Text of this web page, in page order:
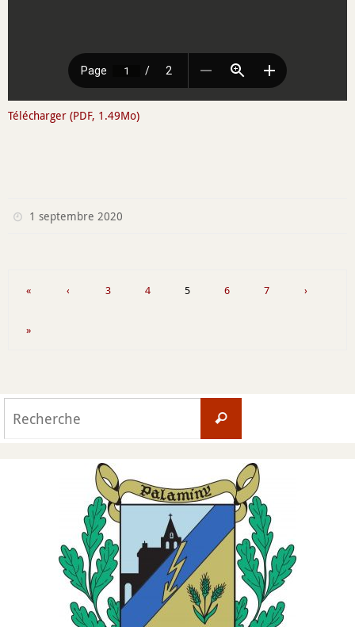
Télécharger (PDF, 1.49Mo)
1 septembre 2020
« ‹ 3 4 5 6 7 ›
»
Recherche